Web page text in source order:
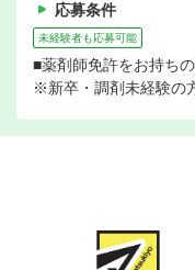
応募条件
未経験者も応募可能
■薬剤師免許をお持ち
※新卒・調剤未経験の